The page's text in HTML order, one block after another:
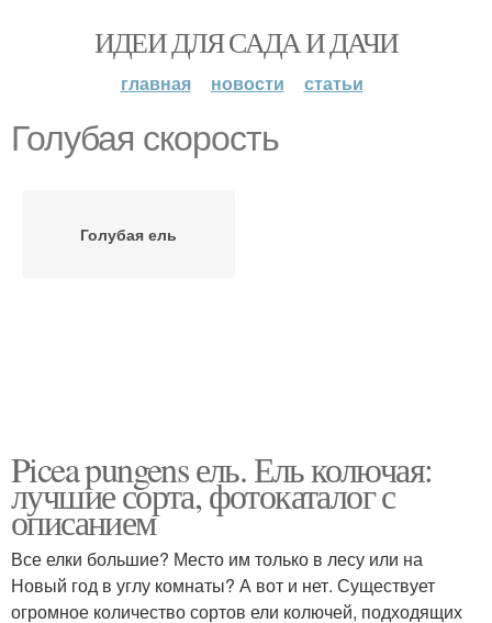
ИДЕИ ДЛЯ САДА И ДАЧИ
главная новости статьи
Голубая скорость
Голубая ель
Picea pungens ель. Ель колючая:
лучшие сорта, фотокаталог с
описанием
Все елки большие? Место им только в лесу или на
Новый год в углу комнаты? А вот и нет. Существует
огромное количество сортов ели колючей, подходящих